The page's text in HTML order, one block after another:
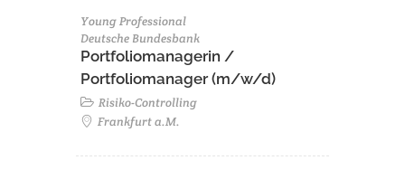
Young Professional
Deutsche Bundesbank
Portfoliomanagerin /
Portfoliomanager (m/w/d)
Risiko-Controlling
Frankfurt a.M.